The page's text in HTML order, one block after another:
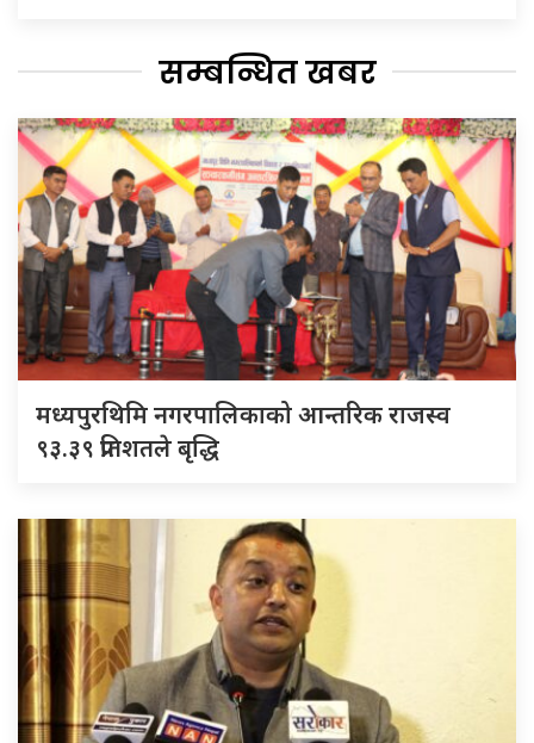
सम्बन्धित खबर
मध्यपुरथिमि नगरपालिकाको आन्तरिक राजस्व
९३.३९ प्रतिशतले बृद्धि